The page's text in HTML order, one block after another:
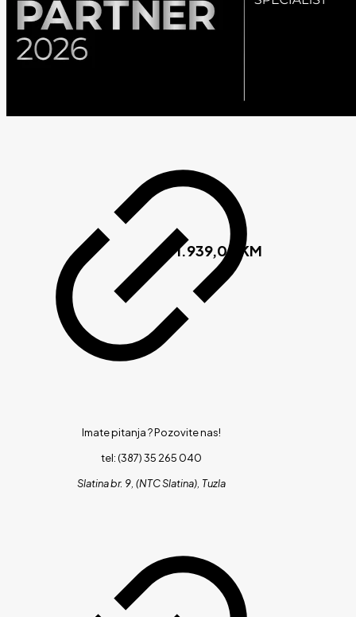
1.939,00 KM
Imate pitanja ?Pozovite nas!
tel: (387) 35 265 040
Slatina br. 9, (NTC Slatina), Tuzla